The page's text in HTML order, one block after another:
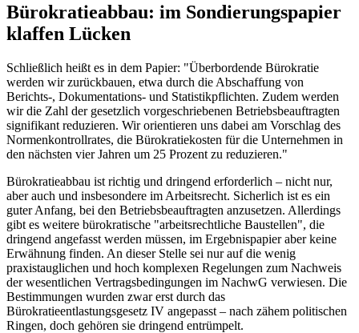
Bürokratieabbau: im Sondierungspapier
klaffen Lücken
Schließlich heißt es in dem Papier: "Überbordende Bürokratie
werden wir zurückbauen, etwa durch die Abschaffung von
Berichts-, Dokumentations- und Statistikpflichten. Zudem werden
wir die Zahl der gesetzlich vorgeschriebenen Betriebsbeauftragten
signifikant reduzieren. Wir orientieren uns dabei am Vorschlag des
Normenkontrollrates, die Bürokratiekosten für die Unternehmen in
den nächsten vier Jahren um 25 Prozent zu reduzieren."
Bürokratieabbau ist richtig und dringend erforderlich – nicht nur,
aber auch und insbesondere im Arbeitsrecht. Sicherlich ist es ein
guter Anfang, bei den Betriebsbeauftragten anzusetzen. Allerdings
gibt es weitere bürokratische "arbeitsrechtliche Baustellen", die
dringend angefasst werden müssen, im Ergebnispapier aber keine
Erwähnung finden. An dieser Stelle sei nur auf die wenig
praxistauglichen und hoch komplexen Regelungen zum Nachweis
der wesentlichen Vertragsbedingungen im NachwG verwiesen. Die
Bestimmungen wurden zwar erst durch das
Bürokratieentlastungsgesetz IV angepasst – nach zähem politischen
Ringen, doch gehören sie dringend entrümpelt.